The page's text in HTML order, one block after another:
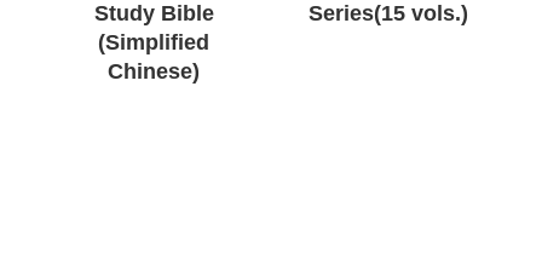
Study Bible
(Simplified
Chinese)
Series(15 vols.)